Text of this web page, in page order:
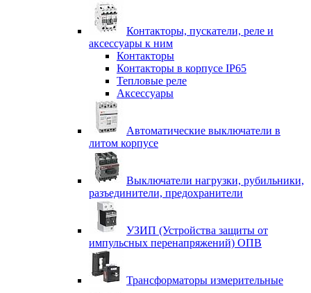
Контакторы, пускатели, реле и
аксессуары к ним
Контакторы
Контакторы в корпусе IP65
Тепловые реле
Аксессуары
Автоматические выключатели в
литом корпусе
Выключатели нагрузки, рубильники,
разъединители, предохранители
УЗИП (Устройства защиты от
импульсных перенапряжений) ОПВ
Трансформаторы измерительные